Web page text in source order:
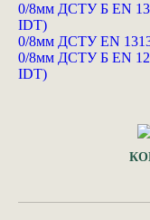
0/8мм ДСТУ Б EN
IDT)
0/8мм ДСТУ EN
0/8мм ДСТУ Б EN
IDT)